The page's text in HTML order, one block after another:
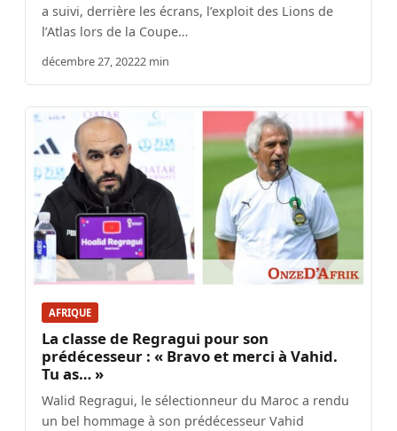
a suivi, derrière les écrans, l’exploit des Lions de
l’Atlas lors de la Coupe…
décembre 27, 20222 min
AFRIQUE
La classe de Regragui pour son
prédécesseur : « Bravo et merci à Vahid.
Tu as… »
Walid Regragui, le sélectionneur du Maroc a rendu
un bel hommage à son prédécesseur Vahid